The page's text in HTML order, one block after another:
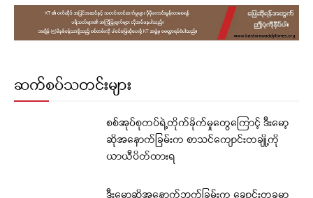
ဆက်စပ်သတင်းများ
စစ်အုပ်စုတပ်ရဲ့တိုက်ခိုက်မှုတွေကြောင့် ဒီးမော့
ဆိုအနောက်ခြမ်းက စာသင်ကျောင်းတချို့ကို
ယာယီပိတ်ထားရ